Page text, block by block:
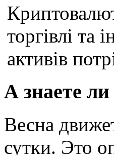
торгівлі та
активів
А знаете
Весна
сутки. Это